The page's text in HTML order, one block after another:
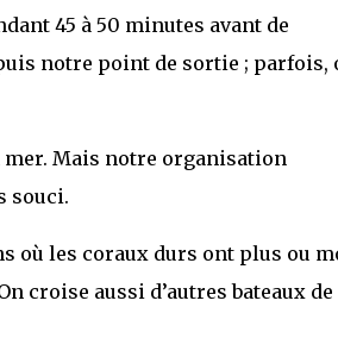
45 à 50 minutes avant de
notre point de sortie ; parfois,
mer. Mais notre organisation
souci.
où les coraux durs ont plus ou
croise aussi d’autres bateaux de